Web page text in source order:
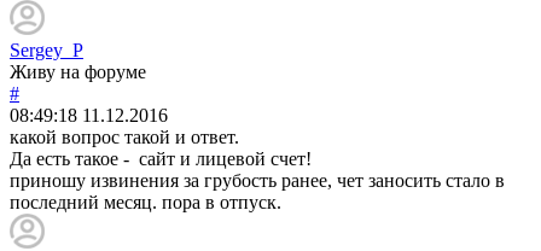
Sergey_P
Живу на форуме
#
08:49:18 11.12.2016
какой вопрос такой и ответ.
Да есть такое - сайт и лицевой счет!
приношу извинения за грубость ранее, чет заносить стало в
последний месяц. пора в отпуск.